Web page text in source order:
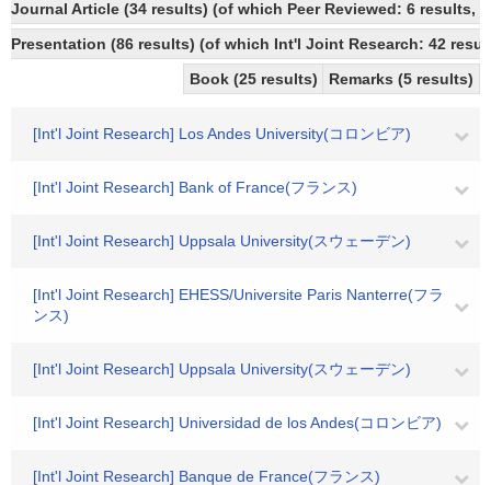
Journal Article (34 results) (of which Peer Reviewed: 6 results,
Presentation (86 results) (of which Int'l Joint Research: 42
Book (25 results)
Remarks (5 results)
[Int'l Joint Research] Los Andes University(コロンビア)
[Int'l Joint Research] Bank of France(フランス)
[Int'l Joint Research] Uppsala University(スウェーデン)
[Int'l Joint Research] EHESS/Universite Paris Nanterre(フラ
ンス)
[Int'l Joint Research] Uppsala University(スウェーデン)
[Int'l Joint Research] Universidad de los Andes(コロンビア)
[Int'l Joint Research] Banque de France(フランス)